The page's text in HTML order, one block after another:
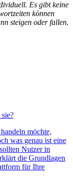
Es gibt keine
können
steigen oder fallen.
möchte,
was genau ist eine
Nutzer in
die Grundlagen
für Ihre